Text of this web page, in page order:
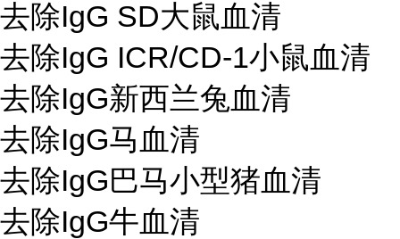
去除IgG SD大鼠血清
去除IgG ICR/CD-1小鼠血清
去除IgG新西兰兔血清
去除IgG马血清
去除IgG巴马小型猪血清
去除IgG牛血清